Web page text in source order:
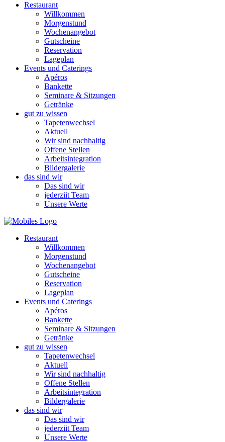
Restaurant
Willkommen
Morgenstund
Wochenangebot
Gutscheine
Reservation
Lageplan
Events und Caterings
Apéros
Bankette
Seminare & Sitzungen
Getränke
gut zu wissen
Tapetenwechsel
Aktuell
Wir sind nachhaltig
Offene Stellen
Arbeitsintegration
Bildergalerie
das sind wir
Das sind wir
jederziit Team
Unsere Werte
Restaurant
Willkommen
Morgenstund
Wochenangebot
Gutscheine
Reservation
Lageplan
Events und Caterings
Apéros
Bankette
Seminare & Sitzungen
Getränke
gut zu wissen
Tapetenwechsel
Aktuell
Wir sind nachhaltig
Offene Stellen
Arbeitsintegration
Bildergalerie
das sind wir
Das sind wir
jederziit Team
Unsere Werte